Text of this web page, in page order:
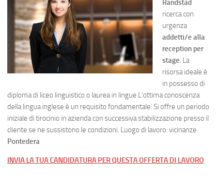
Randstad
ricerca con
urgenza
addetti/e alla
reception per
stage. La
risorsa ideale è
in possesso di
diploma di liceo linguistico o laurea in lingue.L’ottima conoscenza
della lingua inglese è un requisito fondamentale. Si offre un periodo
iniziale di tirocinio in azienda con successiva stabilizzazione presso il
cliente se ne sussistono le condizioni. Luogo di lavoro: vicinanze
Pontedera
INVIA LA TUA CANDIDATURA PER QUESTA OFFERTA DI LAVORO